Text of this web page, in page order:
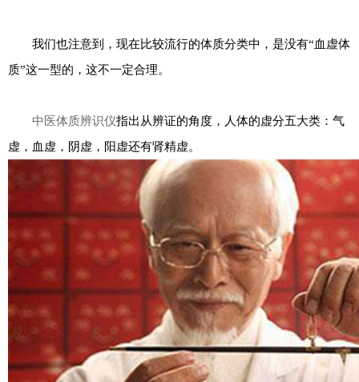
我们也注意到，现在比较流行的体质分类中，是没有“血虚体
质”这一型的，这不一定合理。
中医体质辨识仪指出从辨证的角度，人体的虚分五大类：气
虚，血虚，阴虚，阳虚还有肾精虚。